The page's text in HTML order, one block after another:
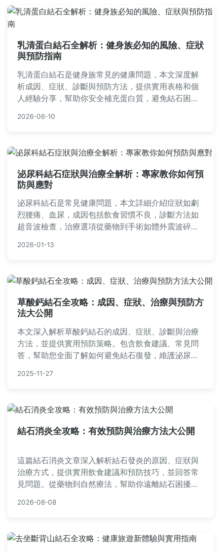
乳清蛋白結石全解析：健身族必知的風險、症狀
與預防指南
乳清蛋白結石是健身族常見的健康問題，本文深度解
析成因、症狀、診斷與預防方法，提供實用表格和個
人經驗分享，幫助你安全補充蛋白質，避免結石困
所有關心健康的人閱讀。
2026-06-10
泌尿科結石症狀與治療全解析：專家教你如何預
防與應對
泌尿科結石是常見健康問題，本文詳細介紹症狀如劇
烈腰痛、血尿，成因包括飲食習慣不良，診斷方法如
超音波檢查，治療選項從藥物到手術如體外震波碎石
全面了解泌尿科結石，減少復發風險。
2026-01-13
草酸鈣結石全攻略：成因、症狀、治療與預防方
法大公開
本文深入解析草酸鈣結石的成因、症狀、診斷與治療
方法，並提供實用預防策略。包含飲食建議、常見問
答，幫助您全面了解如何避免結石復發，維護泌尿系
2025-11-27
結石消炎全攻略：有效預防與治療方法大公開
這篇結石消炎文章深入解析結石發炎的原因、症狀與
治療方式，提供實用飲食建議和預防技巧，並回答常
見問題。從藥物到自然療法，幫助你遠離結石困擾，
適合有結石問題的讀者參考。
2026-08-08